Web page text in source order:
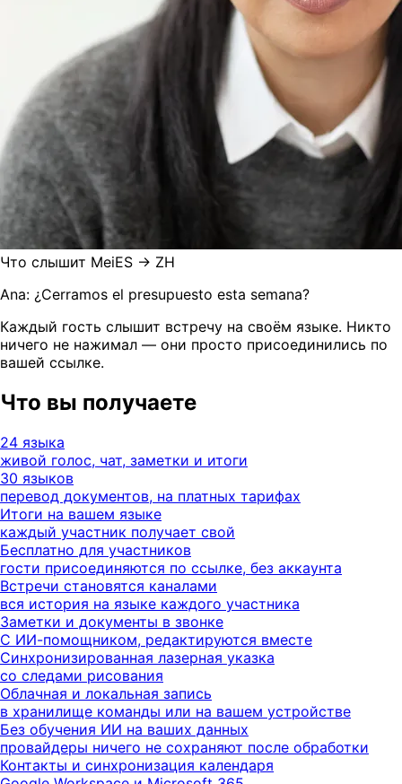
Что слышит MeiES → ZH
Ana: ¿Cerramos el presupuesto esta semana?
Каждый гость слышит встречу на своём языке. Никто
ничего не нажимал — они просто присоединились по
вашей ссылке.
Что вы получаете
24 языка
живой голос, чат, заметки и итоги
30 языков
перевод документов, на платных тарифах
Итоги на вашем языке
каждый участник получает свой
Бесплатно для участников
гости присоединяются по ссылке, без аккаунта
Встречи становятся каналами
вся история на языке каждого участника
Заметки и документы в звонке
С ИИ-помощником, редактируются вместе
Синхронизированная лазерная указка
со следами рисования
Облачная и локальная запись
в хранилище команды или на вашем устройстве
Без обучения ИИ на ваших данных
провайдеры ничего не сохраняют после обработки
Контакты и синхронизация календаря